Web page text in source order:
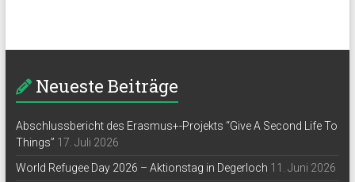
Neueste Beiträge
Abschlussbericht des Erasmus+-Projekts “Give A Second Life To
Things” 17. Juli 2026
World Refugee Day 2026 – Aktionstag in Degerloch 11. Juni 2026